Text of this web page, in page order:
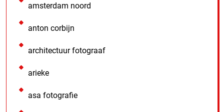
amsterdam noord
anton corbijn
architectuur fotograaf
arieke
asa fotografie